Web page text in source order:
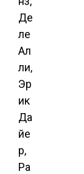
Де
ле
Ал
ли,
Эр
ик
Да
йе
р,
Ра